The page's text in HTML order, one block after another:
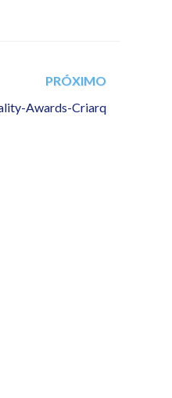
PRÓXIMO
Awards-Criarq